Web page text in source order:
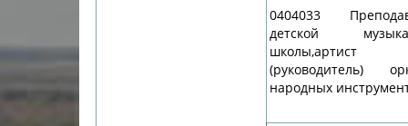
Кадровый
0404033
детской
школы,артист
(руководитель)
народных